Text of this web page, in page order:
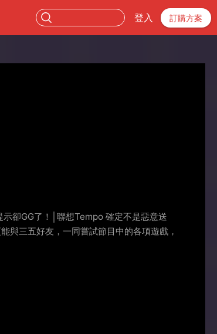
登入 訂購方案
卻GG了！│聯想Tempo 確定不是惡意送
與三五好友，一同嘗試節目中的各項遊戲，